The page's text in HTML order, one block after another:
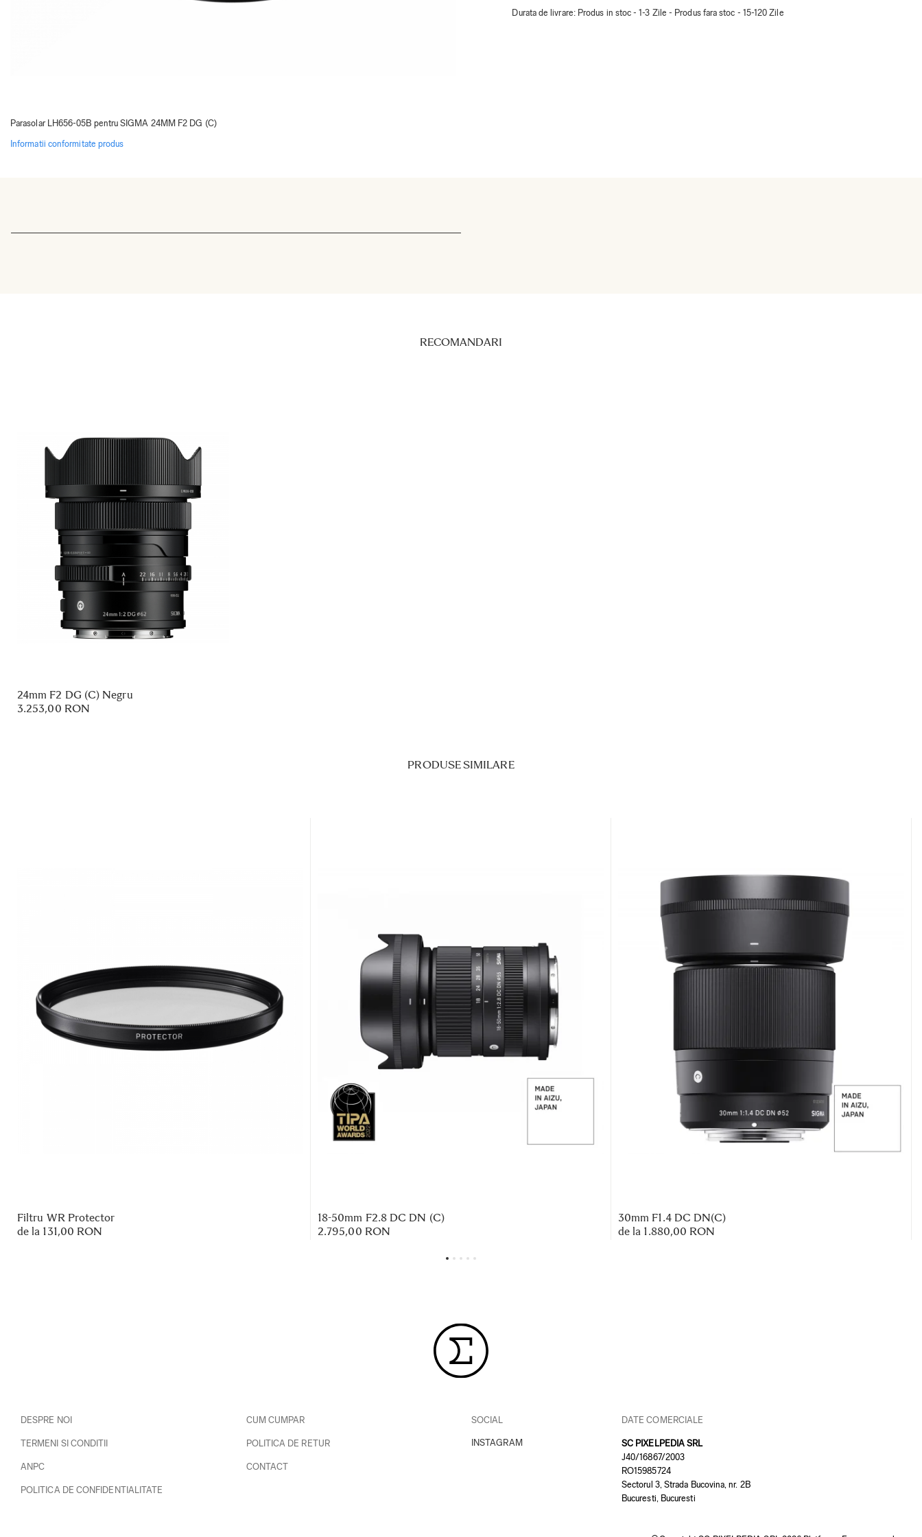
Durata de livrare:Produs in stoc - 1-3 Zile - Produs fara stoc - 15-120 Zile
Parasolar LH656-05B pentru SIGMA 24MM F2 DG (C)
Informatii conformitate produs
RECOMANDARI
24mm F2 DG (C) Negru
3.253,00 RON
PRODUSE SIMILARE
Filtru WR Protector
de la 131,00 RON
18-50mm F2.8 DC DN (C)
2.795,00 RON
30mm F1.4 DC DN(C)
de la 1.880,00 RON
DESPRE NOI
TERMENI SI CONDITII
ANPC
POLITICA DE CONFIDENTIALITATE
CUM CUMPAR
POLITICA DE RETUR
CONTACT
SOCIAL
INSTAGRAM
DATE COMERCIALE
SC PIXELPEDIA SRL
J40/16867/2003
RO15985724
Sectorul 3, Strada Bucovina, nr. 2B
Bucuresti, Bucuresti